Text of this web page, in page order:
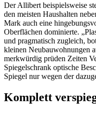
Der Allibert beispielsweise
den meisten Haushalten
Mark auch eine
Oberflächen dominierte.
und pragmatisch zugleich,
kleinen Neubauwohnungen
merkwürdig prüden Zeiten
Spiegelschrank optische
Spiegel nur wegen der
Komplett